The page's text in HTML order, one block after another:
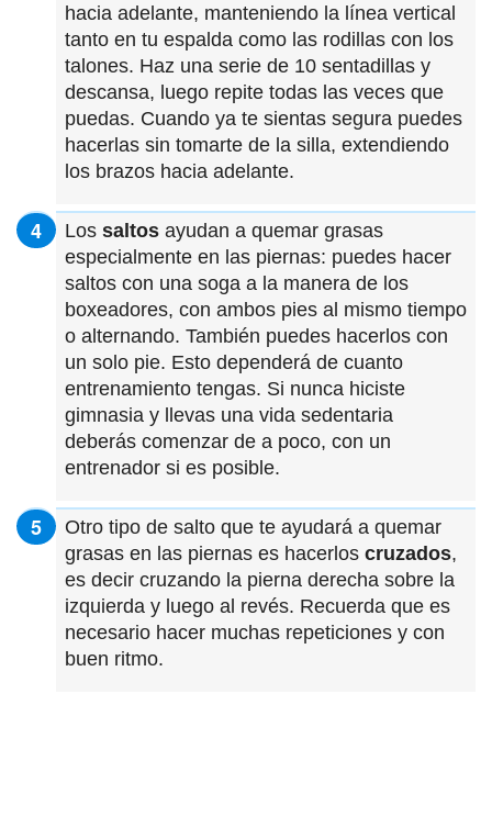
hacia adelante, manteniendo la línea vertical
tanto en tu espalda como las rodillas con los
talones. Haz una serie de 10 sentadillas y
descansa, luego repite todas las veces que
puedas. Cuando ya te sientas segura puedes
hacerlas sin tomarte de la silla, extendiendo
los brazos hacia adelante.
Los saltos ayudan a quemar grasas
especialmente en las piernas: puedes hacer
saltos con una soga a la manera de los
boxeadores, con ambos pies al mismo tiempo
o alternando. También puedes hacerlos con
un solo pie. Esto dependerá de cuanto
entrenamiento tengas. Si nunca hiciste
gimnasia y llevas una vida sedentaria
deberás comenzar de a poco, con un
entrenador si es posible.
Otro tipo de salto que te ayudará a quemar
grasas en las piernas es hacerlos cruzados,
es decir cruzando la pierna derecha sobre la
izquierda y luego al revés. Recuerda que es
necesario hacer muchas repeticiones y con
buen ritmo.